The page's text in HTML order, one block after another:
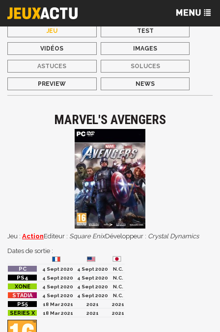
JEU TEST
VIDÉOS IMAGES
ASTUCES SOLUCES
PREVIEW NEWS
MARVEL'S AVENGERS
Jeu : ActionEditeur : Square EnixDéveloppeur : Crystal Dynamics
Dates de sortie :
4 Sept 2020 4 Sept 2020
N.C.
4 Sept 2020
4 Sept 2020
N.C.
4 Sept 2020
4 Sept 2020
N.C.
4 Sept 2020
4 Sept 2020
N.C.
18 Mar 2021
2021
2021
18 Mar 2021
2021 2021